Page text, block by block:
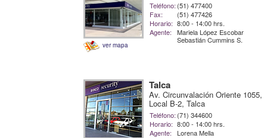
ver mapa
Teléfono: (51) 477400
Fax:
(51) 477426
Horario: 8:00 - 14:00 hrs.
Agente:
Mariela López Escobar
Sebastián Cummins S.
Talca
Av. Circunvalación Oriente 1055,
Local B-2, Talca
Teléfono: (71) 344600
Horario: 8:00 - 14:00 hrs.
Agente:
Lorena Mella